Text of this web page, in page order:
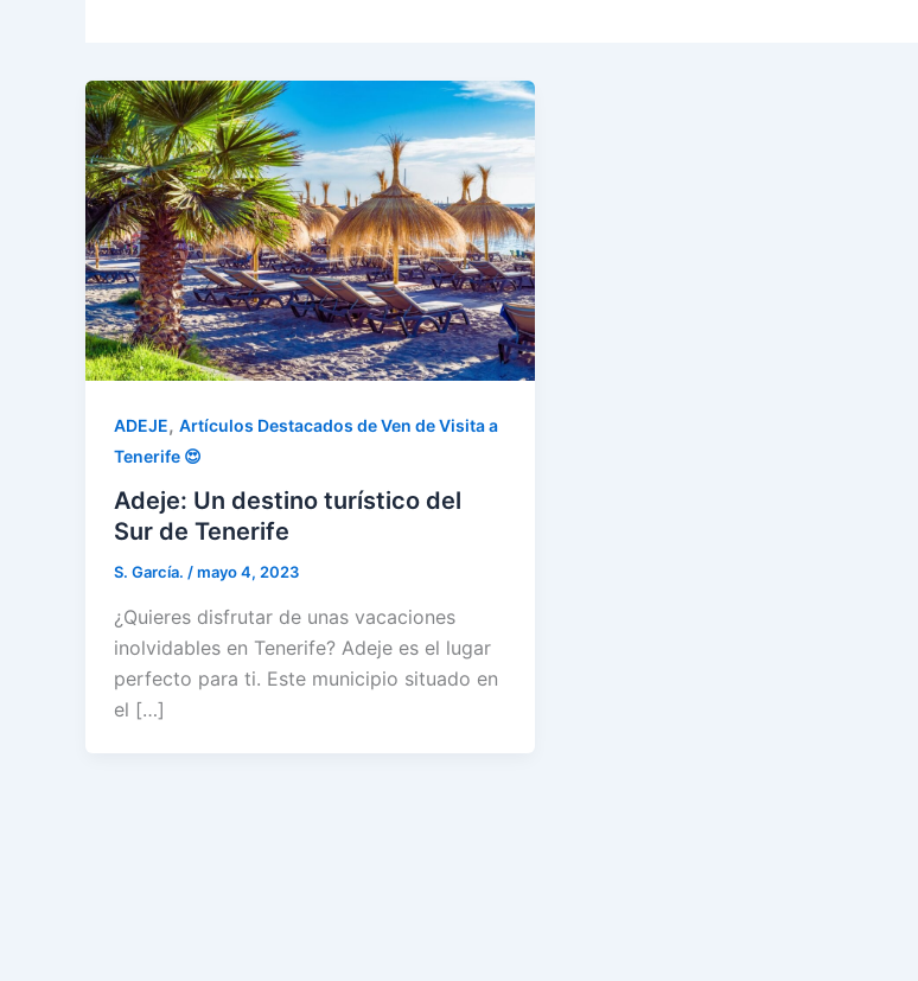
ADEJE, Artículos Destacados de Ven de Visita a
Tenerife 😍
Adeje: Un destino turístico del
Sur de Tenerife
S. García. /mayo 4, 2023
¿Quieres disfrutar de unas vacaciones
inolvidables en Tenerife? Adeje es el lugar
perfecto para ti. Este municipio situado en
el […]